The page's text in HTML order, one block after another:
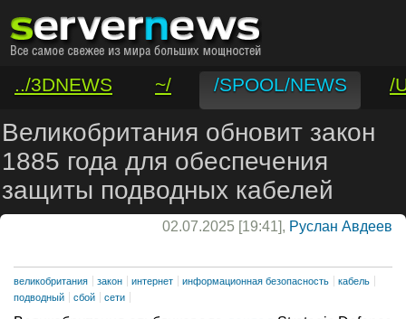
../3DNEWS ~/ /SPOOL/NEWS
/
/VAR/CONTACT
Великобритания обновит закон
1885 года для обеспечения
защиты подводных кабелей
02.07.2025 [19:41], Руслан Авдеев
великобритания закон интернет информационная безопасность
кабель
подводный
сбой сети